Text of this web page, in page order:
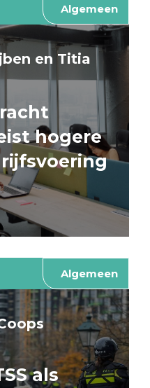
Algemeen
en Titia
hogere
Algemeen
als